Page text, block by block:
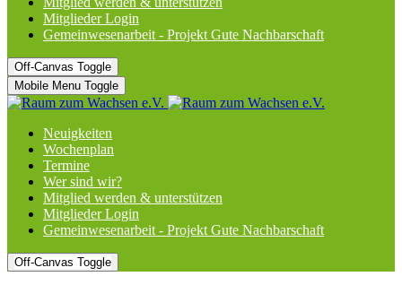
Mitglieder Login
Gemeinwesenarbeit - Projekt Gute Nachbarschaft
Off-Canvas Toggle
Mobile Menu Toggle
Neuigkeiten
Wochenplan
Termine
Wer sind wir?
Mitglied werden & unterstützen
Mitglieder Login
Gemeinwesenarbeit - Projekt Gute Nachbarschaft
Off-Canvas Toggle